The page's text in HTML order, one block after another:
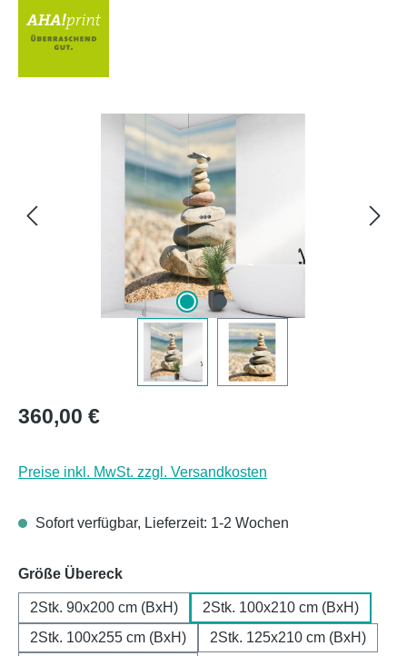
Regulärer Preis:
360,00 €
Preise inkl. MwSt. zzgl. Versandkosten
Sofort verfügbar, Lieferzeit: 1-2 Wochen
Größe Übereckauswählen
2Stk. 90x200 cm (BxH)
2Stk. 100x210 cm (BxH)
2Stk. 100x255 cm (BxH)
2Stk. 125x210 cm (BxH)